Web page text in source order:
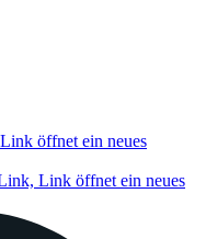
öffnet ein neues
Link öffnet ein neues